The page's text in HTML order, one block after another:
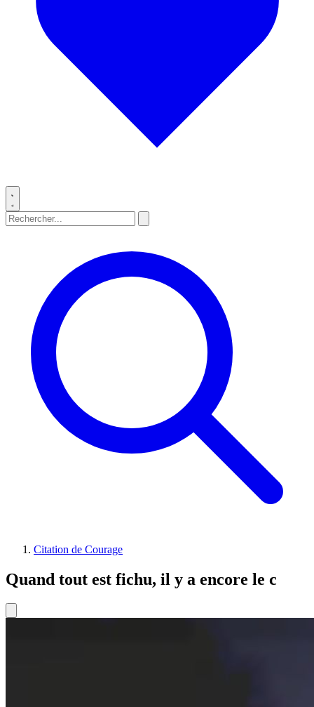
Citation de Courage
Quand tout est fichu, il y a encore le c